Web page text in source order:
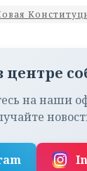
центре
на наши